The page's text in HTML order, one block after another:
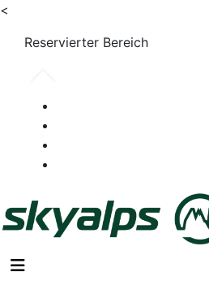
<
Reservierter Bereich